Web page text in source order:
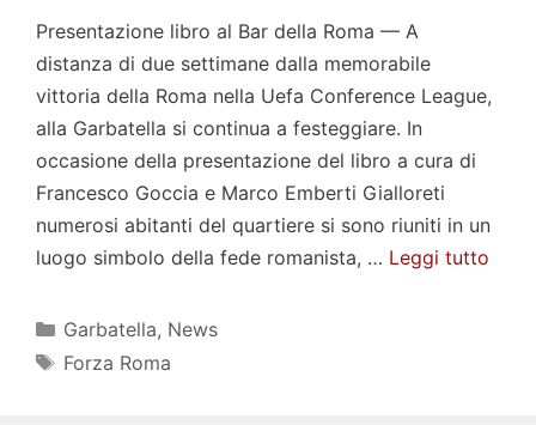
Presentazione libro al Bar della Roma — A
distanza di due settimane dalla memorabile
vittoria della Roma nella Uefa Conference League,
alla Garbatella si continua a festeggiare. In
occasione della presentazione del libro a cura di
Francesco Goccia e Marco Emberti Gialloreti
numerosi abitanti del quartiere si sono riuniti in un
luogo simbolo della fede romanista, … Leggi tutto
Categorie
Garbatella, News
Tag
Forza Roma